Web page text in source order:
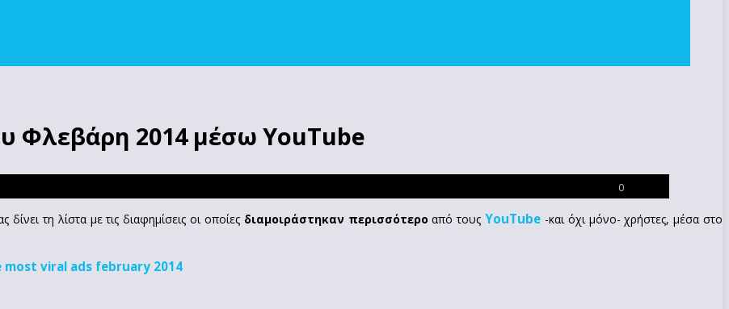
Φλεβάρη 2014 μέσω YouTube
0
δίνει τη λίστα με τις διαφημίσεις οι οποίες διαμοιράστηκαν περισσότερο από τουςYouTube -και όχι μόνο- χρήστες, μέσα στο